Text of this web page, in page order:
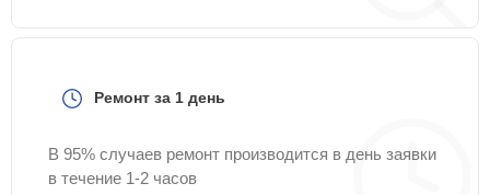
Ремонт за 1 день
В 95% случаев ремонт производится в день заявки
в течение 1-2 часов